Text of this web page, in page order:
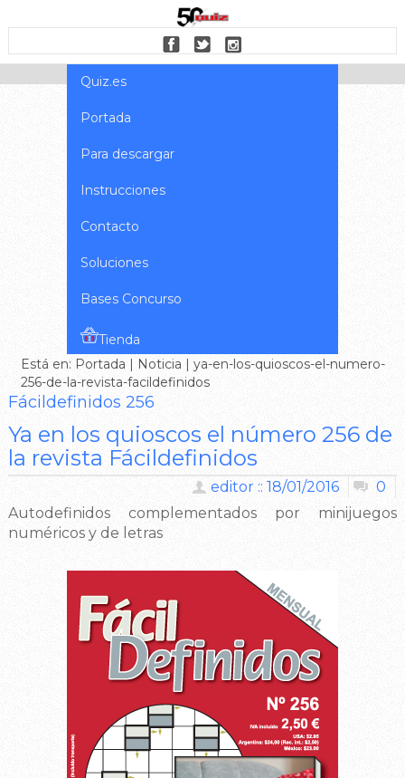
Quiz.es
Portada
Para descargar
Instrucciones
Contacto
Soluciones
Bases Concurso
Tienda
Está en: Portada | Noticia | ya-en-los-quioscos-el-numero-
256-de-la-revista-facildefinidos
Fácildefinidos 256
Ya en los quioscos el número 256 de
la revista Fácildefinidos
0
editor :: 18/01/2016
Autodefinidos complementados por minijuegos
numéricos y de letras